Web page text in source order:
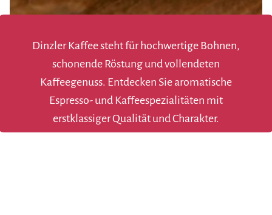
Dinzler Kaffee steht für hochwertige Bohnen,
schonende Röstung und vollendeten
Kaffeegenuss. Entdecken Sie aromatische
Espresso- und Kaffeespezialitäten mit
erstklassiger Qualität und Charakter.